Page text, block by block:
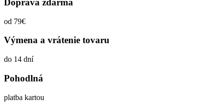
Doprava zdarma
od 79€
Výmena a vrátenie tovaru
do 14 dní
Pohodlná
platba kartou